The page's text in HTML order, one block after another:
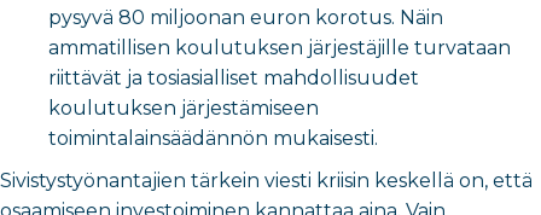
pysyvä 80 miljoonan euron korotus. Näin
ammatillisen koulutuksen järjestäjille turvataan
riittävät ja tosiasialliset mahdollisuudet
koulutuksen järjestämiseen
toimintalainsäädännön mukaisesti.
Sivistystyönantajien tärkein viesti kriisin keskellä on, että